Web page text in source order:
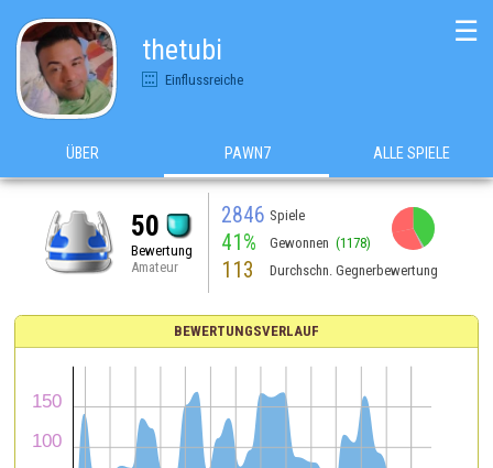
thetubi
Einflussreiche
☰
ÜBER PAWN7 ALLE SPIELE
50
Bewertung
Amateur
2846 Spiele
41% Gewonnen (1178)
113 Durchschn. Gegnerbewertung
BEWERTUNGSVERLAUF